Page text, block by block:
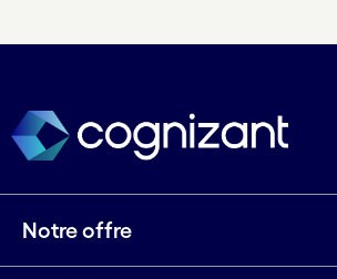
Notre offre